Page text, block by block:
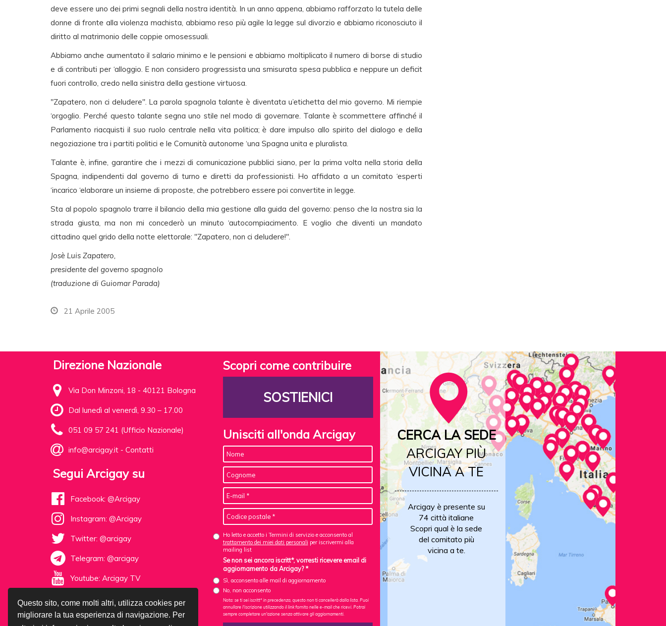
Questo sito, come molti altri, utilizza cookies per
migliorare la tua esperienza di navigazione. Per
deve essere uno dei primi segnali della nostra identità. In un anno appena, abbiamo rafforzato la tutela delle
donne di fronte alla violenza machista, abbiamo reso più agile la legge sul divorzio e abbiamo riconosciuto il
diritto al matrimonio delle coppie omosessuali.
Abbiamo anche aumentato il salario minimo e le pensioni e abbiamo moltiplicato il numero di borse di studio
e di contributi per ‘alloggio. E non considero progressista una smisurata spesa pubblica e neppure un deficit
fuori controllo, credo nella sinistra della gestione virtuosa.
"Zapatero, non ci deludere". La parola spagnola talante è diventata u’etichetta del mio governo. Mi riempie
‘orgoglio. Perché questo talante segna uno stile nel modo di governare. Talante è scommettere affinché il
Parlamento riacquisti il suo ruolo centrale nella vita politica; è dare impulso allo spirito del dialogo e della
negoziazione tra i partiti politici e le Comunità autonome ‘una Spagna unita e pluralista.
Talante è, infine, garantire che i mezzi di comunicazione pubblici siano, per la prima volta nella storia della
Spagna, indipendenti dal governo di turno e diretti da professionisti. Ho affidato a un comitato ‘esperti
‘incarico ‘elaborare un insieme di proposte, che potrebbero essere poi convertite in legge.
Sta al popolo spagnolo trarre il bilancio della mia gestione alla guida del governo: penso che la nostra sia la
strada giusta, ma non mi concederò un minuto ‘autocompiacimento. E voglio che diventi un mandato
cittadino quel grido della notte elettorale: "Zapatero, non ci deludere!".
Josè Luis Zapatero,
presidente del governo spagnolo
(traduzione di Guiomar Parada)
21 Aprile 2005
Direzione Nazionale
Via Don Minzoni, 18 - 40121 Bologna
Dal lunedì al venerdì, 9.30 – 17.00
051 09 57 241 (Ufficio Nazionale)
info@arcigay.it - Contatti
Segui Arcigay su
Facebook: @Arcigay
Instagram: @Arcigay
Twitter: @arcigay
Telegram: @arcigay
Youtube: Arcigay TV
Scopri come contribuire
SOSTIENICI
Unisciti all'onda Arcigay
Ho letto e accetto i Termini di servizio e acconsento al
trattamento dei miei dati personali per iscrivermi alla
mailing list
Se non sei ancora iscritt*, vorresti ricevere email di
aggiornamento da Arcigay? *
Sì, acconsento alle mail di aggiornamento
No, non acconsento
Nota: se ti sei iscritt* in precedenza, questo non ti cancellerà dalla lista. Puoi
annullare l'iscrizione utilizzando il link fornito nelle e-mail che ricevi. Potrai
sempre completare un'azione senza attivare gli aggiornamenti.
CERCA LA SEDE
ARCIGAY PIÙ
VICINA A TE
Arcigay è presente su
74 città italiane
Scopri qual è la sede
del comitato più
vicina a te.